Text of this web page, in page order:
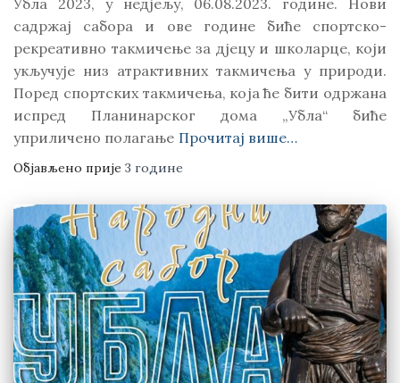
Убла 2023, у недјељу, 06.08.2023. године. Нови
садржај сабора и ове године биће спортско-
рекреативно такмичење за дјецу и школарце, који
укључује низ атрактивних такмичења у природи.
Поред спортских такмичења, која ће бити одржана
испред Планинарског дома „Убла“ биће
уприличено полагање Прочитај више…
Објављено прије 3 године